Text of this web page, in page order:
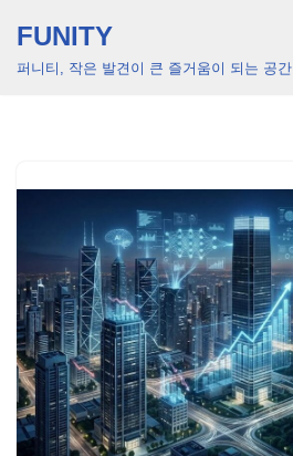
콘
너
FUNITY
퍼니티, 작은 발견이 큰 즐거움이 되는 공간